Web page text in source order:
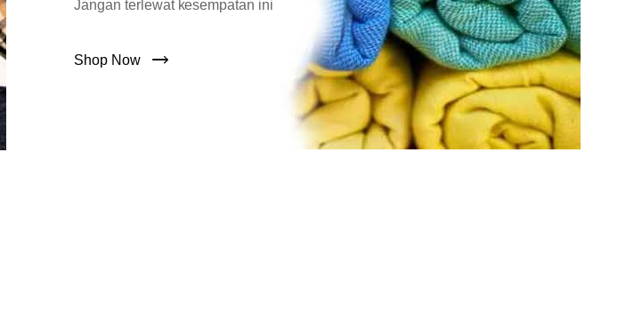
Jangan terlewat kesempatan ini
Shop Now